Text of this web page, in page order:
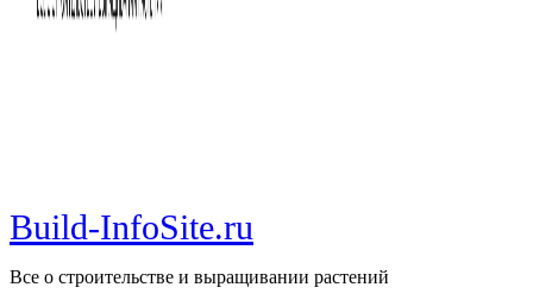
Build-InfoSite.ru
Все о строительстве и выращивании растений